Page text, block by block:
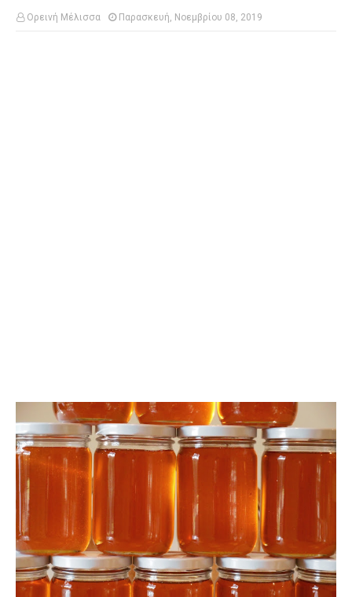
Ορεινή Μέλισσα Παρασκευή, Νοεμβρίου 08, 2019